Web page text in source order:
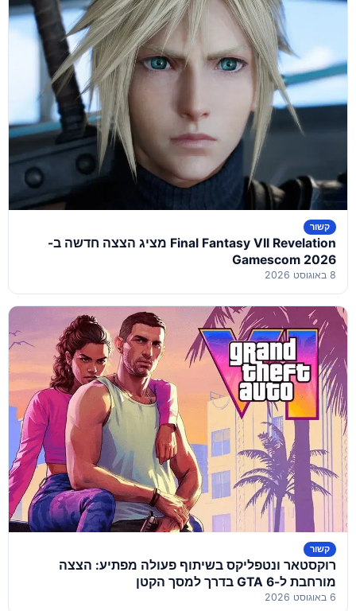
קשור
Final Fantasy VII Revelation מציג הצצה חדשה ב-
Gamescom 2026
8 באוגוסט 2026
קשור
רוקסטאר ונטפליקס בשיתוף פעולה מפתיע: הצצה
מורחבת ל-GTA 6 בדרך למסך הקטן
6 באוגוסט 2026